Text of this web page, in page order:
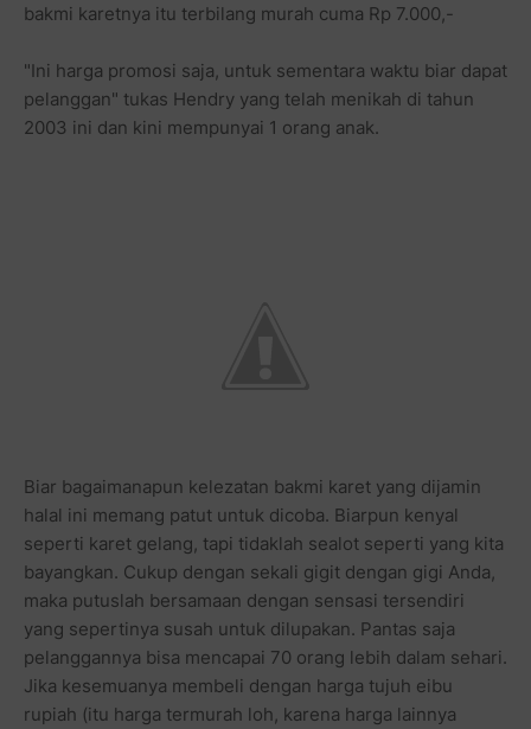
bakmi karetnya itu terbilang murah cuma Rp 7.000,-
"Ini harga promosi saja, untuk sementara waktu biar dapat
pelanggan" tukas Hendry yang telah menikah di tahun
2003 ini dan kini mempunyai 1 orang anak.
Biar bagaimanapun kelezatan bakmi karet yang dijamin
halal ini memang patut untuk dicoba. Biarpun kenyal
seperti karet gelang, tapi tidaklah sealot seperti yang kita
bayangkan. Cukup dengan sekali gigit dengan gigi Anda,
maka putuslah bersamaan dengan sensasi tersendiri
yang sepertinya susah untuk dilupakan. Pantas saja
pelanggannya bisa mencapai 70 orang lebih dalam sehari.
Jika kesemuanya membeli dengan harga tujuh eibu
rupiah (itu harga termurah loh, karena harga lainnya